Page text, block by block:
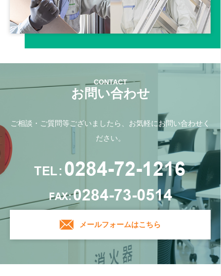
お問い合わせ
ご相談・ご質問等ございましたら、お気軽にお問い合わせく
ださい。
メールフォームはこちら